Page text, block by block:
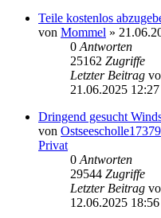
Teile kostenlos
von Mommel »
0 Antworten
25162 Zugriffe
Letzter Beitrag
21.06.2025 12:27
Dringend gesucht
von Ostseescholle17379
Privat
0 Antworten
29544 Zugriffe
Letzter Beitrag
12.06.2025 18:56